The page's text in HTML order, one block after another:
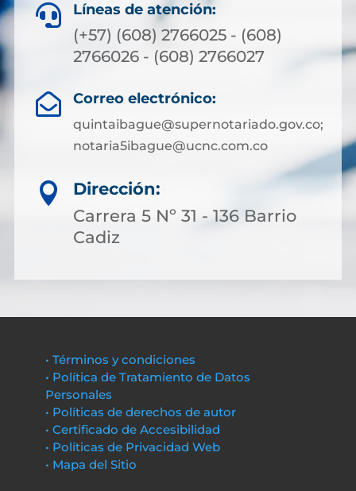
 Líneas de atención:
(+57) (608) 2766025 - (608)
2766026 - (608) 2766027
 Correo electrónico:
quintaibague@supernotariado.gov.co;
notaria5ibague@ucnc.com.co

Dirección:
Carrera 5 Nº 31 - 136 Barrio
Cadiz
• Términos y condiciones
• Política de Tratamiento de Datos
Personales
• Políticas de derechos de autor
• Certificado de Accesibilidad
• Políticas de Privacidad Web
• Mapa del Sitio